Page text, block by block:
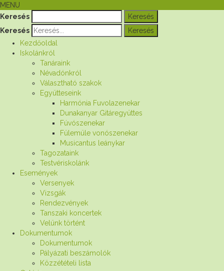
MENU
Keresés
Keresés
Kezdőoldal
Iskolánkról
Tanáraink
Névadónkról
Választható szakok
Együtteseink
Harmónia Fuvolazenekar
Dunakanyar Gitáregyüttes
Fúvószenekar
Fülemüle vonószenekar
Musicantus leánykar
Tagozataink
Testvériskolánk
Események
Versenyek
Vizsgák
Rendezvények
Tanszaki koncertek
Velünk történt
Dokumentumok
Dokumentumok
Pályázati beszámolók
Közzétételi lista